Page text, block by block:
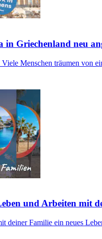
in Griechenland neu
Menschen träumen von
und Arbeiten mit
deiner Familie ein neues